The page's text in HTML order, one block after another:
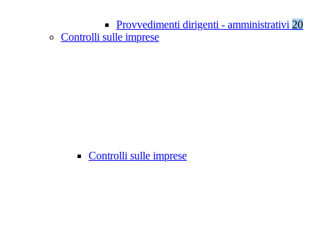
Provvedimenti dirigenti - amministrativi 20
Controlli sulle imprese
Controlli sulle imprese